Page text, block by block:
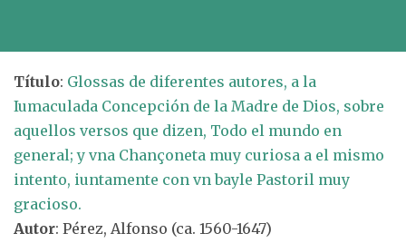
Título: Glossas de diferentes autores, a la
Iumaculada Concepción de la Madre de Dios, sobre
aquellos versos que dizen, Todo el mundo en
general; y vna Chançoneta muy curiosa a el mismo
intento, iuntamente con vn bayle Pastoril muy
gracioso.
Autor: Pérez, Alfonso (ca. 1560-1647)